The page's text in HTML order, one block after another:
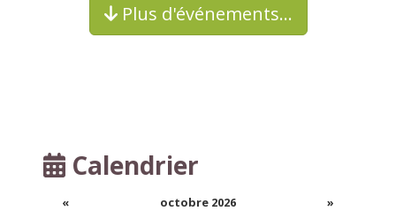
Plus d'événements…
Calendrier
« octobre 2026
»